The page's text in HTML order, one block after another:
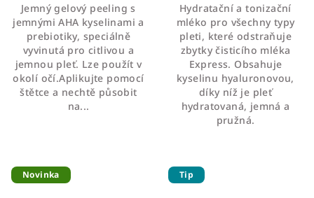
z
5
hvězdiček.
Jemný gelový peeling s
jemnými AHA kyselinami a
prebiotiky, speciálně
vyvinutá pro citlivou a
jemnou pleť. Lze použít v
okolí očí.Aplikujte pomocí
štětce a nechtě působit
na...
z
5
hvězdiček.
Hydratační a tonizační
mléko pro všechny typy
pleti, které odstraňuje
zbytky čisticího mléka
Express. Obsahuje
kyselinu hyaluronovou,
díky níž je pleť
hydratovaná, jemná a
pružná.
Novinka Tip